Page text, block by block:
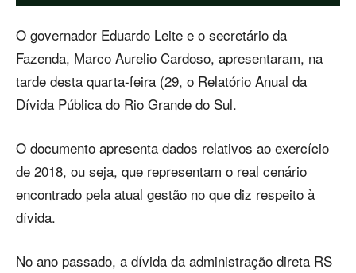
O governador Eduardo Leite e o secretário da
Fazenda, Marco Aurelio Cardoso, apresentaram, na
tarde desta quarta-feira (29, o Relatório Anual da
Dívida Pública do Rio Grande do Sul.
O documento apresenta dados relativos ao exercício
de 2018, ou seja, que representam o real cenário
encontrado pela atual gestão no que diz respeito à
dívida.
No ano passado, a dívida da administração direta RS